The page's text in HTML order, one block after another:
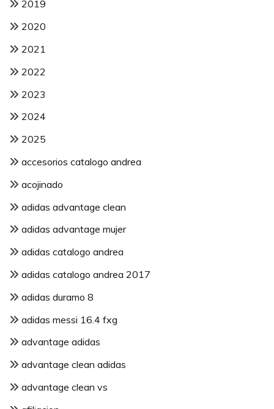
2019
2020
2021
2022
2023
2024
2025
accesorios catalogo andrea
acojinado
adidas advantage clean
adidas advantage mujer
adidas catalogo andrea
adidas catalogo andrea 2017
adidas duramo 8
adidas messi 16.4 fxg
advantage adidas
advantage clean adidas
advantage clean vs